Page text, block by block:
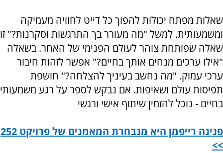
שאלות מפתח יכולות להפוך כל דייט לחוויה מעמיקה
ומשמעותית. למשל "מה מעורר בך התרגשות וסקרנות?" זו
שאלה שפותחת צוהר לעולם הפנימי של האחר. בשאלה
"אילו ערכים מנחים אותך בחיים?" אפשר לזהות חיבור
ערכי עמוק. "מה נחשב בעיניך להצלחה?" חושפת
תפיסות עולם ושאיפות. אם נבקש לספר על רגע משמעותי
בחיים - נוכל להזמין שיתוף אישי ורגשי
פנינה רייפמן היא מנבחרת המאמנים של פרויקט 252
>>